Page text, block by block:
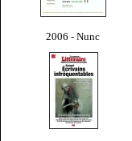
2006 - Nunc